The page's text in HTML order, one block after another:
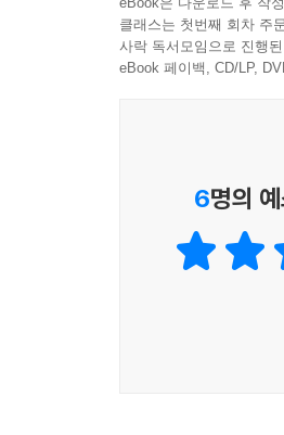
놀라운 수준의 권력
을 가능하게 했던 정
생시키면서 중국공산
산이 있었다. 이 전략
덩샤오핑과 천윈은
한때 세계 GDP 60%
니덤의 니덤 문제
중국사에 해박한 독
587년 수나라에서
외 사건도 허락하지
성장과 교육을 어떻
대학원생 모두에게
가득하다.
클래스는 첫번째 회차 주
사락 독서모임으로 진행
eBook 페이백, CD/LP,
6명의